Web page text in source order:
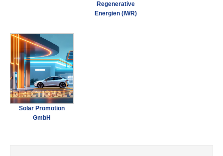
Regenerative
Energien (IWR)
Solar Promotion
GmbH